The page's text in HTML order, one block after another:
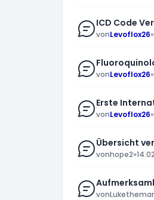
ICD Code
vonLevoflox26»
vonLevoflox26»
Erste
vonLevoflox26»
Übersicht
vonhope2»
von